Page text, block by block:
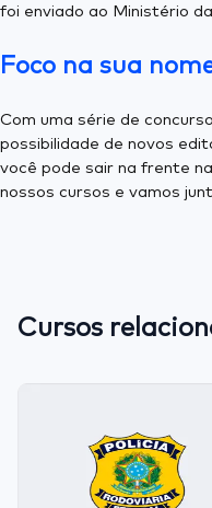
foi enviado ao Ministério
Foco na sua
Com uma série de
possibilidade de novos
você pode sair na frente
nossos cursos e vamos
Cursos